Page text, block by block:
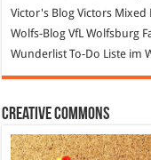
Victor's Blog Victors Mixed
Wolfs-Blog VfL Wolfsburg
WunderlistTo-Do Liste im
Creative Commons